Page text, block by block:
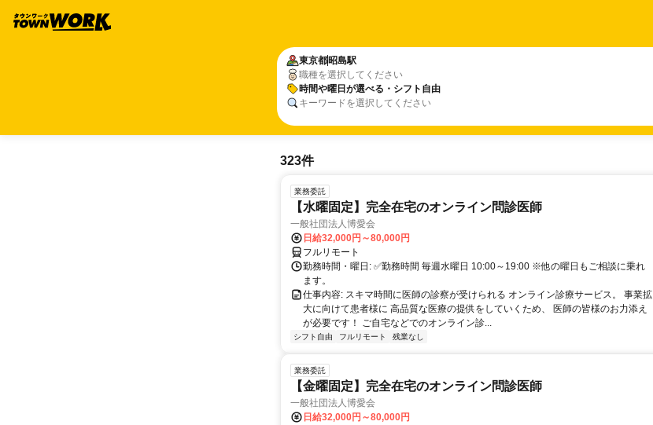
東京都昭島駅
職種を選択してください
時間や曜日が選べる・シフト自由
キーワードを選択してください
323件
業務委託
【水曜固定】完全在宅のオンライン問診医師
一般社団法人博愛会
日給32,000円～80,000円
フルリモート
勤務時間・曜日: ✅勤務時間 毎週水曜日 10:00～19:00 ※他の曜日もご相談に乗れ
ます。
仕事内容: スキマ時間に医師の診察が受けられる オンライン診療サービス。 事業拡
大に向けて患者様に 高品質な医療の提供をしていくため、 医師の皆様のお力添え
が必要です！ ご自宅などでのオンライン診...
シフト自由 フルリモート 残業なし
業務委託
【金曜固定】完全在宅のオンライン問診医師
一般社団法人博愛会
日給32,000円～80,000円